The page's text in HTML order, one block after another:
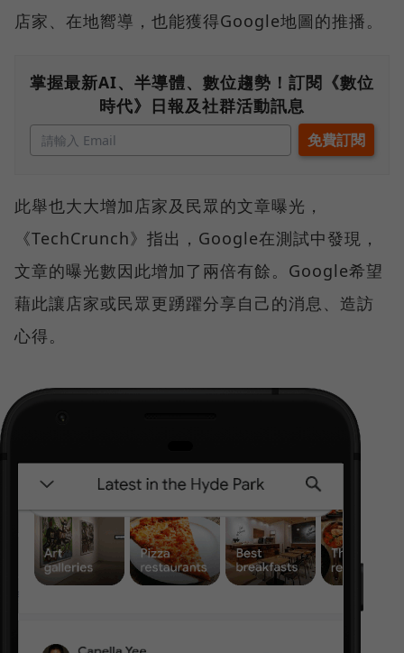
店家、在地嚮導，也能獲得Google地圖的推播。
掌握最新AI、半導體、數位趨勢！訂閱《數位
時代》日報及社群活動訊息
此舉也大大增加店家及民眾的文章曝光，
《TechCrunch》指出，Google在測試中發現，
文章的曝光數因此增加了兩倍有餘。Google希望
藉此讓店家或民眾更踴躍分享自己的消息、造訪
心得。